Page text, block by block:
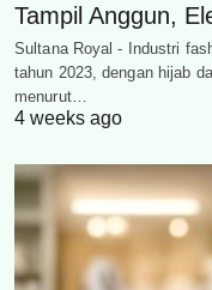
Tampil Anggun,
Sultana Royal - Industri
tahun 2023, dengan hijab
menurut…
4 weeks ago